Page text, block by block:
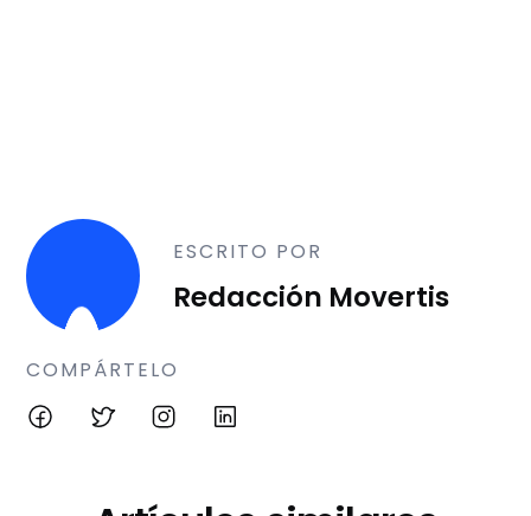
ESCRITO POR
Redacción Movertis
COMPÁRTELO